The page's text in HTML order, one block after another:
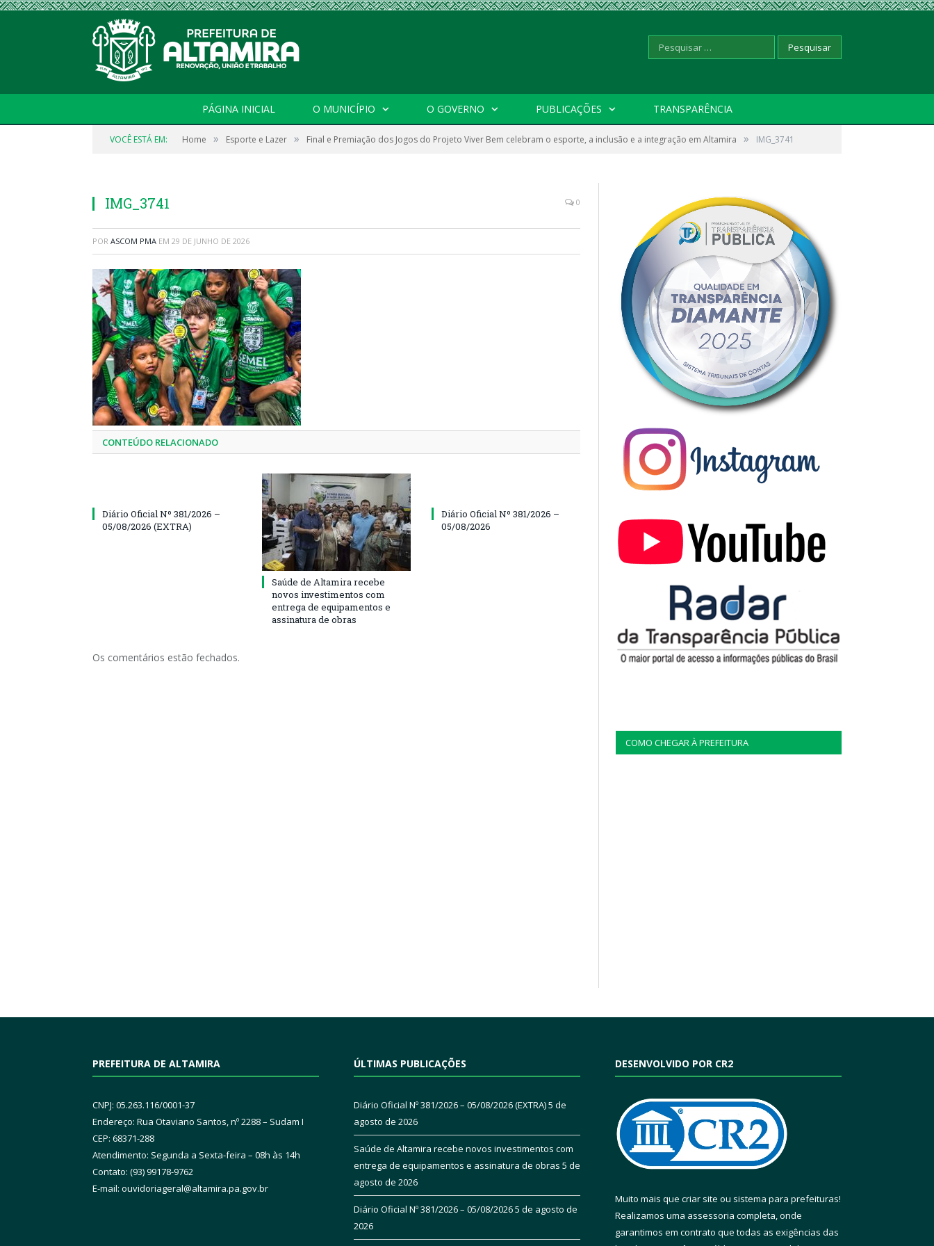
Pesquisar
por:
PÁGINA INICIAL O MUNICÍPIO O GOVERNO PUBLICAÇÕES TRANSPARÊNCIA
VOCÊ ESTÁ EM: Home » Esporte e Lazer » Final e Premiação dos Jogos do Projeto Viver Bem celebram o esporte, a inclusão e a integração em Altamira » IMG_3741
IMG_3741 0
POR ASCOM PMA EM 29 DE JUNHO DE 2026
CONTEÚDO RELACIONADO
Diário Oficial Nº 381/2026 –
05/08/2026 (EXTRA)
Saúde de Altamira recebe
novos investimentos com
entrega de equipamentos e
assinatura de obras
Diário Oficial Nº 381/2026 –
05/08/2026
Os comentários estão fechados.
COMO CHEGAR À PREFEITURA
PREFEITURA DE ALTAMIRA
CNPJ: 05.263.116/0001-37
Endereço: Rua Otaviano Santos, nº 2288 – Sudam I
CEP: 68371-288
Atendimento: Segunda a Sexta-feira – 08h às 14h
Contato: (93) 99178-9762
E-mail: ouvidoriageral@altamira.pa.gov.br
ÚLTIMAS PUBLICAÇÕES
Diário Oficial Nº 381/2026 – 05/08/2026 (EXTRA)5 de
agosto de 2026
Saúde de Altamira recebe novos investimentos com
entrega de equipamentos e assinatura de obras 5 de
agosto de 2026
Diário Oficial Nº 381/2026 – 05/08/20265 de agosto de
2026
DESENVOLVIDO POR CR2
Muito mais que criar site ou sistema para prefeituras!
Realizamos uma assessoria completa, onde
garantimos em contrato que todas as exigências das